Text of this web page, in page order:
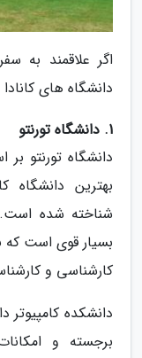
اگر علاقمند به
دانشگاه های
1. دانشگاه تورنتو
دانشگاه تورنتو
بهترین دانشگاه
شناخته شده است.
بسیار قوی است که
کارشناسی و
دانشکده کامپیوتر
برجسته و